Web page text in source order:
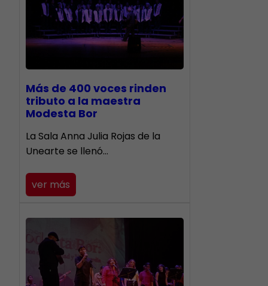
Más de 400 voces rinden
tributo a la maestra
Modesta Bor
​La Sala Anna Julia Rojas de la
Unearte se llenó…
ver más